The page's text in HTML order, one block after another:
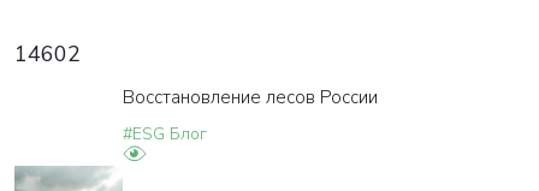
14602
Восстановление лесов России
#ESG Блог